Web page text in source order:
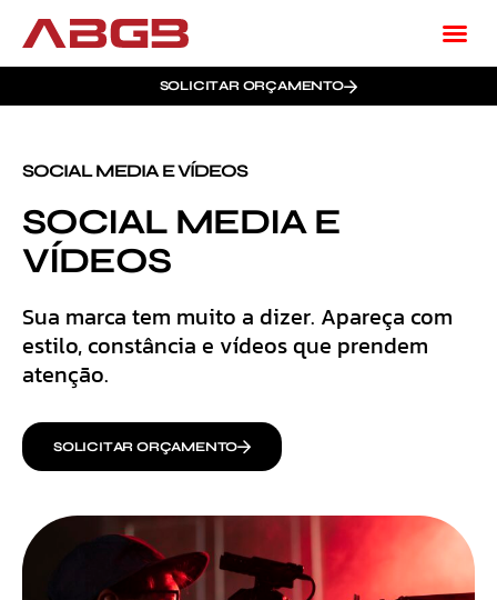
SOLICITAR ORÇAMENTO
SOCIAL MEDIA E VÍDEOS
SOCIAL MEDIA E
VÍDEOS
Sua marca tem muito a dizer. Apareça com
estilo, constância e vídeos que prendem
atenção.
SOLICITAR ORÇAMENTO